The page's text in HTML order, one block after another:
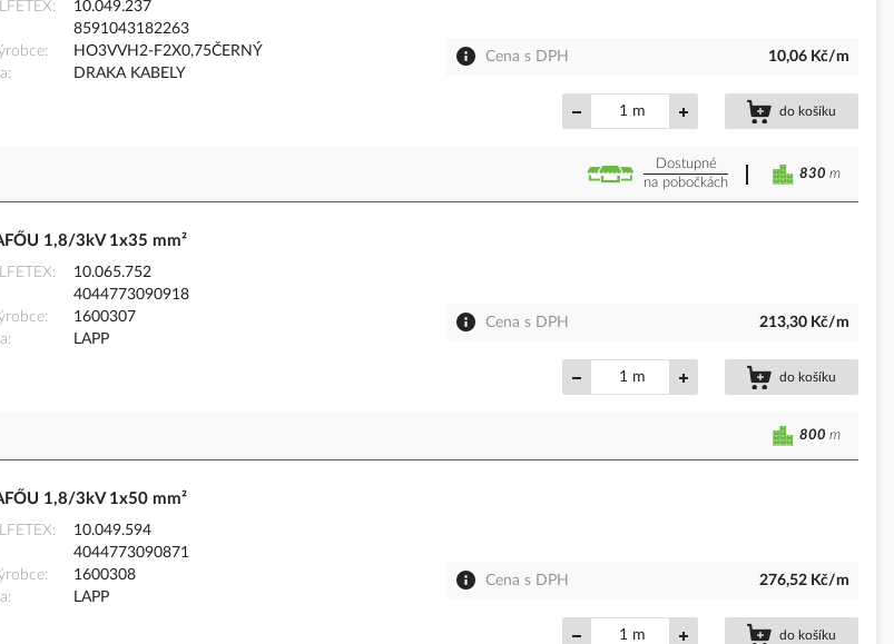
10.049.237
8591043182263
HO3VVH2-F2X0,75ČERNÝ
DRAKA KABELY
Cena s DPH 10,06 Kč/m
m do košíku
Dostupné
na pobočkách
830 m
1,8/3kV 1x35 mm²
10.065.752
4044773090918
1600307
LAPP
Cena s DPH 213,30 Kč/m
m do košíku
800 m
1,8/3kV 1x50 mm²
10.049.594
4044773090871
1600308
LAPP
Cena s DPH 276,52 Kč/m
m do košíku